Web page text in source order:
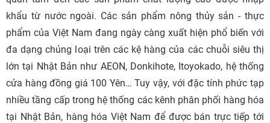
khẩu từ nước ngoài. Các sản phẩm nông thủy sản - thực
phẩm của Việt Nam đang ngày càng xuất hiện phổ biến với
đa dạng chủng loại trên các kệ hàng của các chuỗi siêu thị
lớn tại Nhật Bản như AEON, Donkihote, Itoyokado, hệ thống
cửa hàng đồng giá 100 Yên… Tuy vậy, với đặc tính phức tạp
nhiều tầng cấp trong hệ thống các kênh phân phối hàng hóa
tại Nhật Bản, hàng hóa Việt Nam để được bán trực tiếp tới